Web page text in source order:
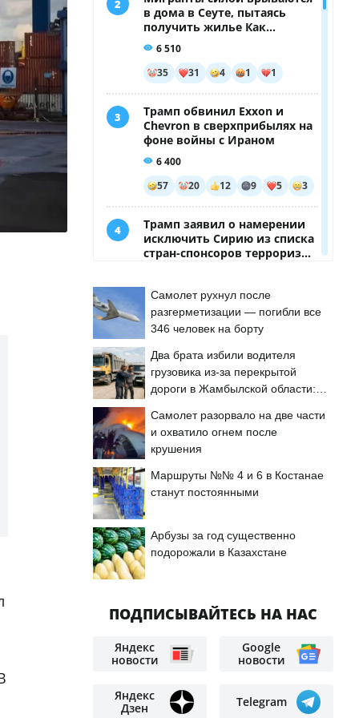
Самолет рухнул после
разгерметизации — погибли все
346 человек на борту
Два брата избили водителя
грузовика из-за перекрытой
дороги в Жамбылской области:
Самолет разорвало на две части
и охватило огнем после
крушения
Маршруты №№ 4 и 6 в Костанае
станут постоянными
Арбузы за год существенно
подорожали в Казахстане
ПОДПИСЫВАЙТЕСЬ НА НАС
Яндекс
новости
Google
новости
Яндекс
Дзен
Telegram